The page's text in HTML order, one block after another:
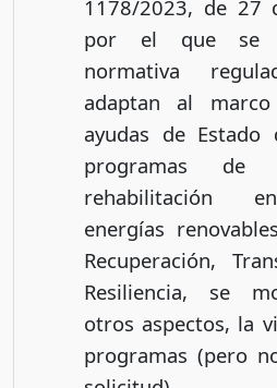
1178/2023, de 27
por el que se
normativa
adaptan al
ayudas de Estado
programas de
rehabilitación
energías
Recuperación,
Resiliencia, se
otros aspectos, la
programas (pero